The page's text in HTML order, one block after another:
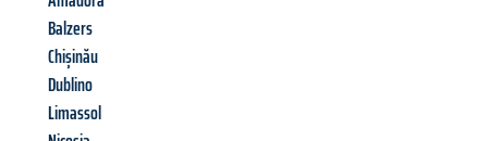
Balzers
Chișinău
Dublino
Limassol